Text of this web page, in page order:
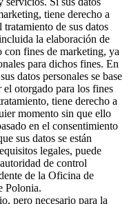
tiene derecho a
de sus datos
la elaboración de
con fines de marketing, ya
para dichos fines. En
datos personales se base
otorgado para los fines
tiene derecho a
momento sin que ello
en el consentimiento
sus datos se están
legales, puede
de control
de la Oficina de
Polonia.
pero necesario para la